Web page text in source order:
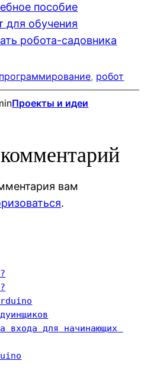
пособие
обучения
робота-садовника
программирование, робот
Проекты и идеи
вам
.
входа для начинающих